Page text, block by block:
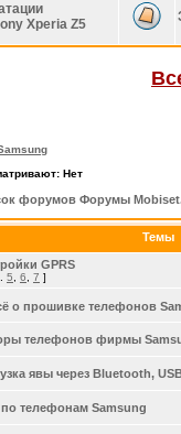
Xperia Z5
Нет
форумов Форумы
Темы
GPRS
5 6 7 ]
о прошивке телефонов
телефонов фирмы
явы через Bluetooth,
по телефонам Samsung